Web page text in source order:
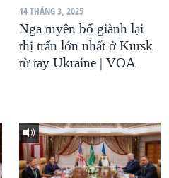
14 THÁNG 3, 2025
Nga tuyên bố giành lại
thị trấn lớn nhất ở Kursk
từ tay Ukraine | VOA